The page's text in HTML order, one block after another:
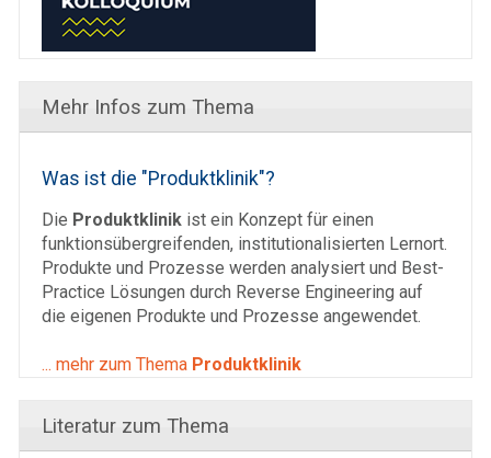
Mehr Infos zum Thema
Was ist die "Produktklinik"?
Die Produktklinik ist ein Konzept für einen
funktionsübergreifenden, institutionalisierten Lernort.
Produkte und Prozesse werden analysiert und Best-
Practice Lösungen durch Reverse Engineering auf
die eigenen Produkte und Prozesse angewendet.
... mehr zum Thema Produktklinik
Literatur zum Thema